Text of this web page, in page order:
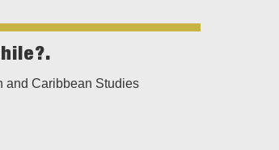
and Caribbean Studies